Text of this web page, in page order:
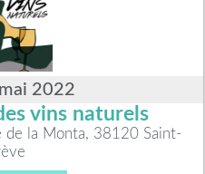
2022
vins naturels
de la Monta, 38120 Saint-